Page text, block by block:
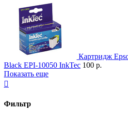
Картридж
Black EPI-10050 InkTec 100 р.
Показать еще

Фильтр